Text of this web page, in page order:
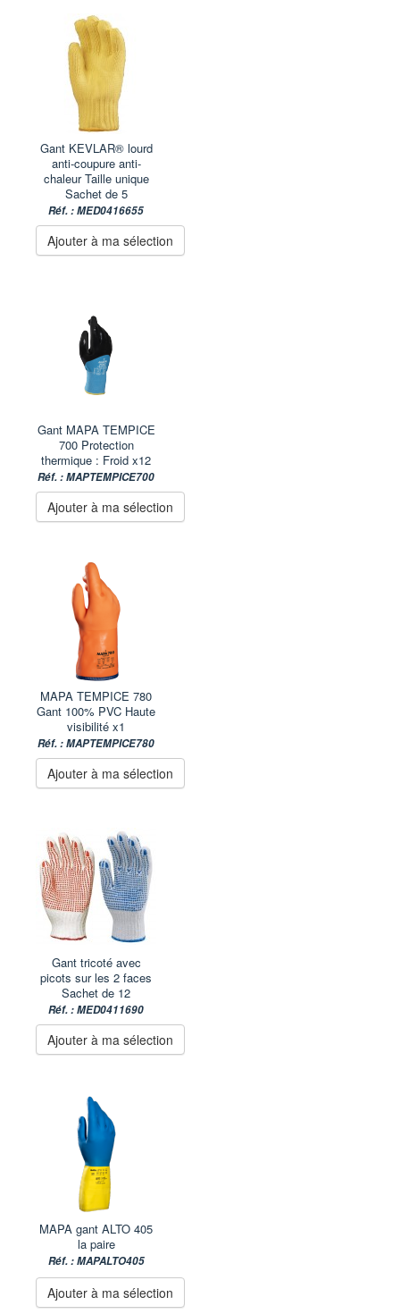
Gant KEVLAR® lourd
anti-coupure anti-
chaleur Taille unique
Sachet de 5
Réf. : MED0416655
Ajouter à ma sélection
Gant MAPA TEMPICE
700 Protection
thermique : Froid x12
Réf. : MAPTEMPICE700
Ajouter à ma sélection
MAPA TEMPICE 780
Gant 100% PVC Haute
visibilité x1
Réf. : MAPTEMPICE780
Ajouter à ma sélection
Gant tricoté avec
picots sur les 2 faces
Sachet de 12
Réf. : MED0411690
Ajouter à ma sélection
MAPA gant ALTO 405
la paire
Réf. : MAPALTO405
Ajouter à ma sélection